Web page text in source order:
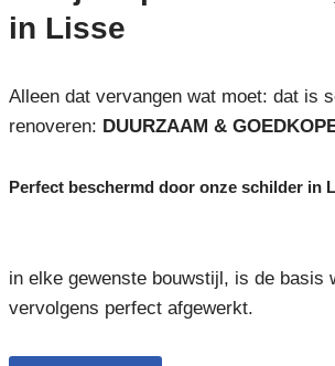
in Lisse
Alleen dat vervangen wat moet: dat is
renoveren: DUURZAAM &
Perfect beschermd door onze schilder in
in elke gewenste bouwstijl, is de basis
vervolgens perfect afgewerkt.